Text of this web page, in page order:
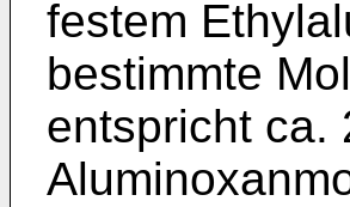
festem
bestimmte
entspricht ca.